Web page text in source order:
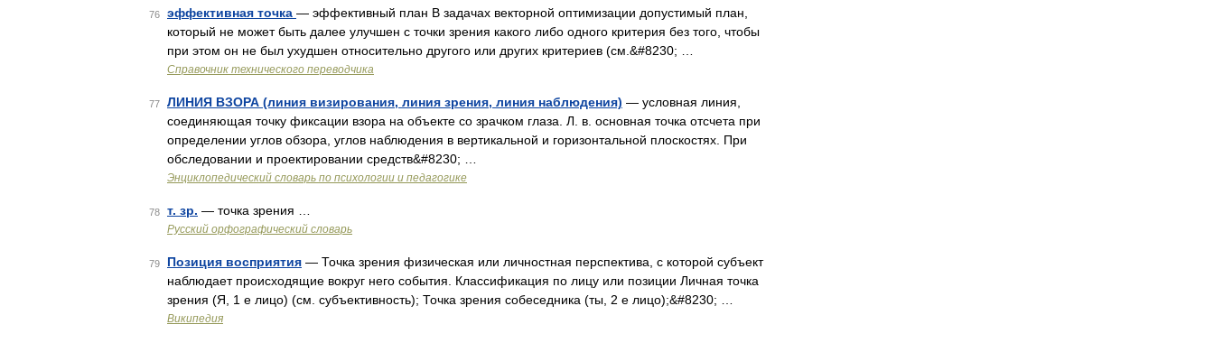
76 эффективная точка — эффективный план В задачах векторной оптимизации допустимый план,
который не может быть далее улучшен с точки зрения какого либо одного критерия без того, чтобы
при этом он не был ухудшен относительно другого или других критериев (см.&#8230; …
Справочник технического переводчика
77 ЛИНИЯ ВЗОРА (линия визирования, линия зрения, линия наблюдения) — условная линия,
соединяющая точку фиксации взора на объекте со зрачком глаза. Л. в. основная точка отсчета при
определении углов обзора, углов наблюдения в вертикальной и горизонтальной плоскостях. При
обследовании и проектировании средств&#8230; …
Энциклопедический словарь по психологии и педагогике
78 т. зр. — точка зрения …
Русский орфографический словарь
79 Позиция восприятия — Точка зрения физическая или личностная перспектива, с которой субъект
наблюдает происходящие вокруг него события. Классификация по лицу или позиции Личная точка
зрения (Я, 1 е лицо) (см. субъективность); Точка зрения собеседника (ты, 2 е лицо);&#8230; …
Википедия